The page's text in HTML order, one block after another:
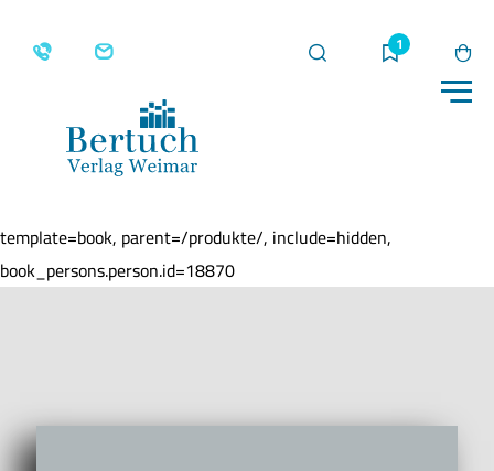
Merkliste
Home Produkte
template=book, parent=/produkte/, include=hidden,
book_persons.person.id=18870